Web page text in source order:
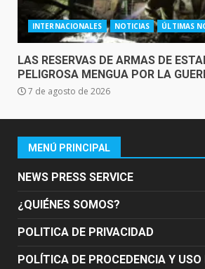
INTERNACIONALES NOTICIAS ÚLTIMAS
LAS RESERVAS DE ARMAS DE
PELIGROSA MENGUA POR LA
7 de agosto de 2026
MENÚ PRINCIPAL
NEWS PRESS SERVICE
¿QUIÉNES SOMOS?
POLITICA DE PRIVACIDAD
POLÍTICA DE PROCEDENCIA Y USO